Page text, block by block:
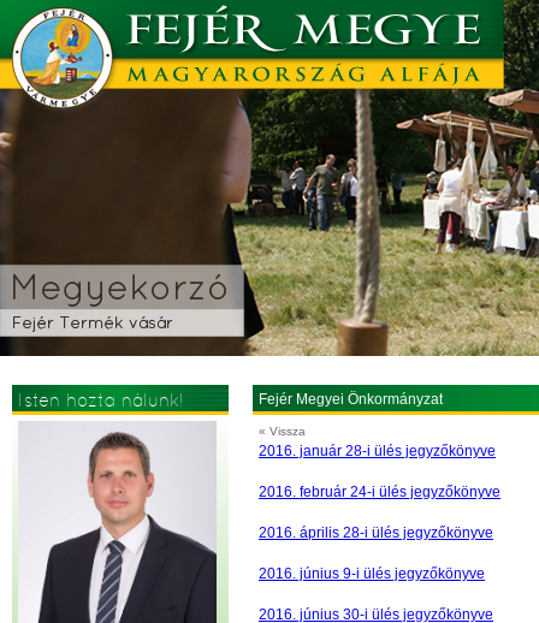
Isten hozta nálunk! Fejér Megyei Önkormányzat
« Vissza
2016. január 28-i ülés jegyzőkönyve
2016. február 24-i ülés jegyzőkönyve
2016. április 28-i ülés jegyzőkönyve
2016. június 9-i ülés jegyzőkönyve
2016. június 30-i ülés jegyzőkönyve